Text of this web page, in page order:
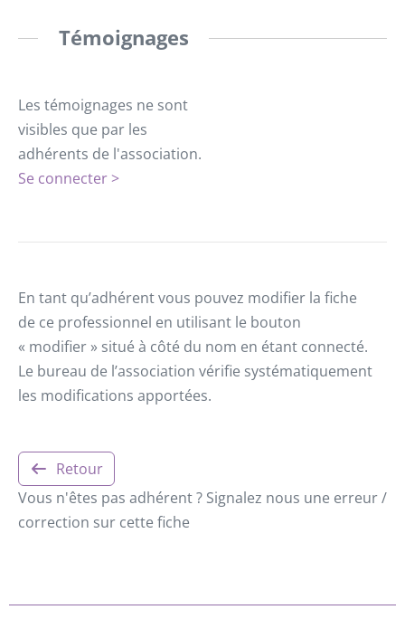
Témoignages
Les témoignages ne sont
visibles que par les
adhérents de l'association.
Se connecter >
En tant qu’adhérent vous pouvez modifier la fiche
de ce professionnel en utilisant le bouton
« modifier » situé à côté du nom en étant connecté.
Le bureau de l’association vérifie systématiquement
les modifications apportées.
Retour
Vous n'êtes pas adhérent ? Signalez nous une erreur /
correction sur cette fiche